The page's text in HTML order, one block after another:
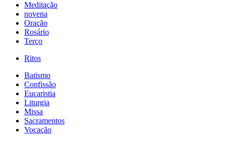
Meditação
novena
Oração
Rosário
Terço
Ritos
Batismo
Confissão
Eucaristia
Liturgia
Missa
Sacramentos
Vocação